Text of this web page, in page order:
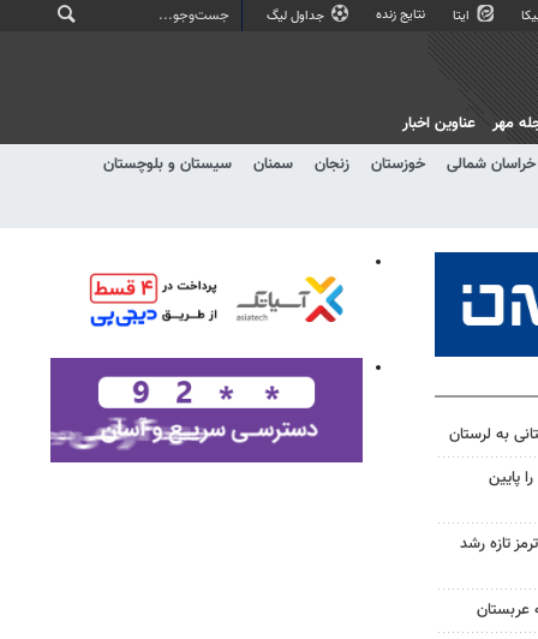
ایتا نتایج زنده جداول لیگ
خراسان شمالی خوزستان زنجان سمنان
سیستان و بلوچستان
مهر عناوین اخبار
به لرستان
پایین
تازه رشد
عربستان